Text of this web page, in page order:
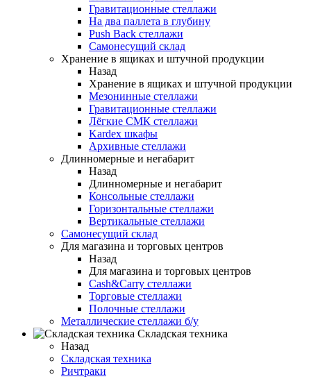
Гравитационные стеллажи
На два паллета в глубину
Push Back стеллажи
Самонесущий склад
Хранение в ящиках и штучной продукции
Назад
Хранение в ящиках и штучной продукции
Мезонинные стеллажи
Гравитационные стеллажи
Лёгкие СМК стеллажи
Kardex шкафы
Архивные стеллажи
Длинномерные и негабарит
Назад
Длинномерные и негабарит
Консольные стеллажи
Горизонтальные стеллажи
Вертикальные стеллажи
Самонесущий склад
Для магазина и торговых центров
Назад
Для магазина и торговых центров
Cash&Carry стеллажи
Торговые стеллажи
Полочные стеллажи
Металлические стеллажи б/у
Складская техника
Назад
Складская техника
Ричтраки